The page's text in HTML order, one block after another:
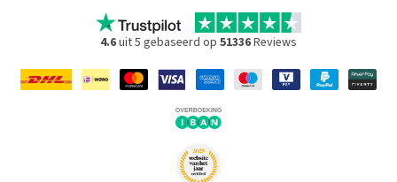
4.6uit 5 gebaseerd op 51336Reviews